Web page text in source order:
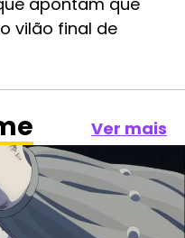
vilão final de
Ver mais